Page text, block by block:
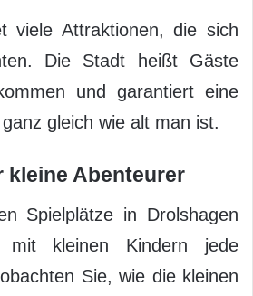
viele Attraktionen, die sich
Die Stadt heißt Gäste
und garantiert eine
gleich wie alt man ist.
kleine Abenteurer
Spielplätze in Drolshagen
mit kleinen Kindern jede
Sie, wie die kleinen